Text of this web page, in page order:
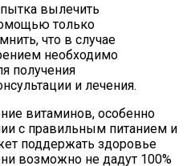
вылечить
только
что в случае
необходимо
получения
и лечения.
витаминов, особенно
с правильным питанием и
поддержать здоровье
возможно не дадут 100%